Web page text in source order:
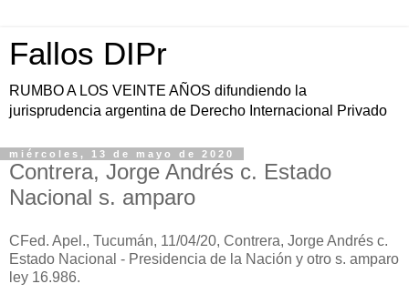
Fallos DIPr
RUMBO A LOS VEINTE AÑOS difundiendo la
jurisprudencia argentina de Derecho Internacional Privado
miércoles, 13 de mayo de 2020
Contrera, Jorge Andrés c. Estado
Nacional s. amparo
CFed. Apel., Tucumán, 11/04/20, Contrera, Jorge Andrés c.
Estado Nacional - Presidencia de la Nación y otro s. amparo
ley 16.986.